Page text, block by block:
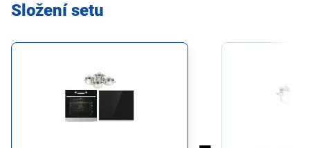
Složení setu